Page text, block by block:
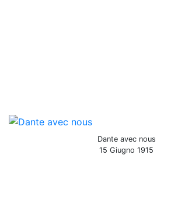
Dante avec nous
15 Giugno 1915